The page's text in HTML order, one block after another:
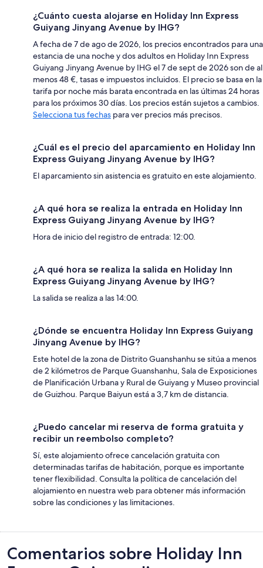
¿Cuánto cuesta alojarse en Holiday Inn Express
Guiyang Jinyang Avenue by IHG?
A fecha de 7 de ago de 2026, los precios encontrados para una
estancia de una noche y dos adultos en Holiday Inn Express
Guiyang Jinyang Avenue by IHG el 7 de sept de 2026 son de al
menos 48 €, tasas e impuestos incluidos. El precio se basa en la
tarifa por noche más barata encontrada en las últimas 24 horas
para los próximos 30 días. Los precios están sujetos a cambios.
Selecciona tus fechas para ver precios más precisos.
¿Cuál es el precio del aparcamiento en Holiday Inn
Express Guiyang Jinyang Avenue by IHG?
El aparcamiento sin asistencia es gratuito en este alojamiento.
¿A qué hora se realiza la entrada en Holiday Inn
Express Guiyang Jinyang Avenue by IHG?
Hora de inicio del registro de entrada: 12:00.
¿A qué hora se realiza la salida en Holiday Inn
Express Guiyang Jinyang Avenue by IHG?
La salida se realiza a las 14:00.
¿Dónde se encuentra Holiday Inn Express Guiyang
Jinyang Avenue by IHG?
Este hotel de la zona de Distrito Guanshanhu se sitúa a menos
de 2 kilómetros de Parque Guanshanhu, Sala de Exposiciones
de Planificación Urbana y Rural de Guiyang y Museo provincial
de Guizhou. Parque Baiyun está a 3,7 km de distancia.
¿Puedo cancelar mi reserva de forma gratuita y
recibir un reembolso completo?
Sí, este alojamiento ofrece cancelación gratuita con
determinadas tarifas de habitación, porque es importante
tener flexibilidad. Consulta la política de cancelación del
alojamiento en nuestra web para obtener más información
sobre las condiciones y las limitaciones.
Comentarios
Comentarios sobre Holiday Inn